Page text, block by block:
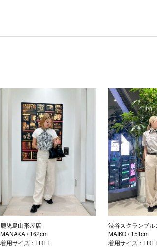
鹿児島山形屋店
MANAKA/ 162cm
着用サイズ：FREE
渋谷スクランブ
MAIKO/ 151cm
着用サイズ：